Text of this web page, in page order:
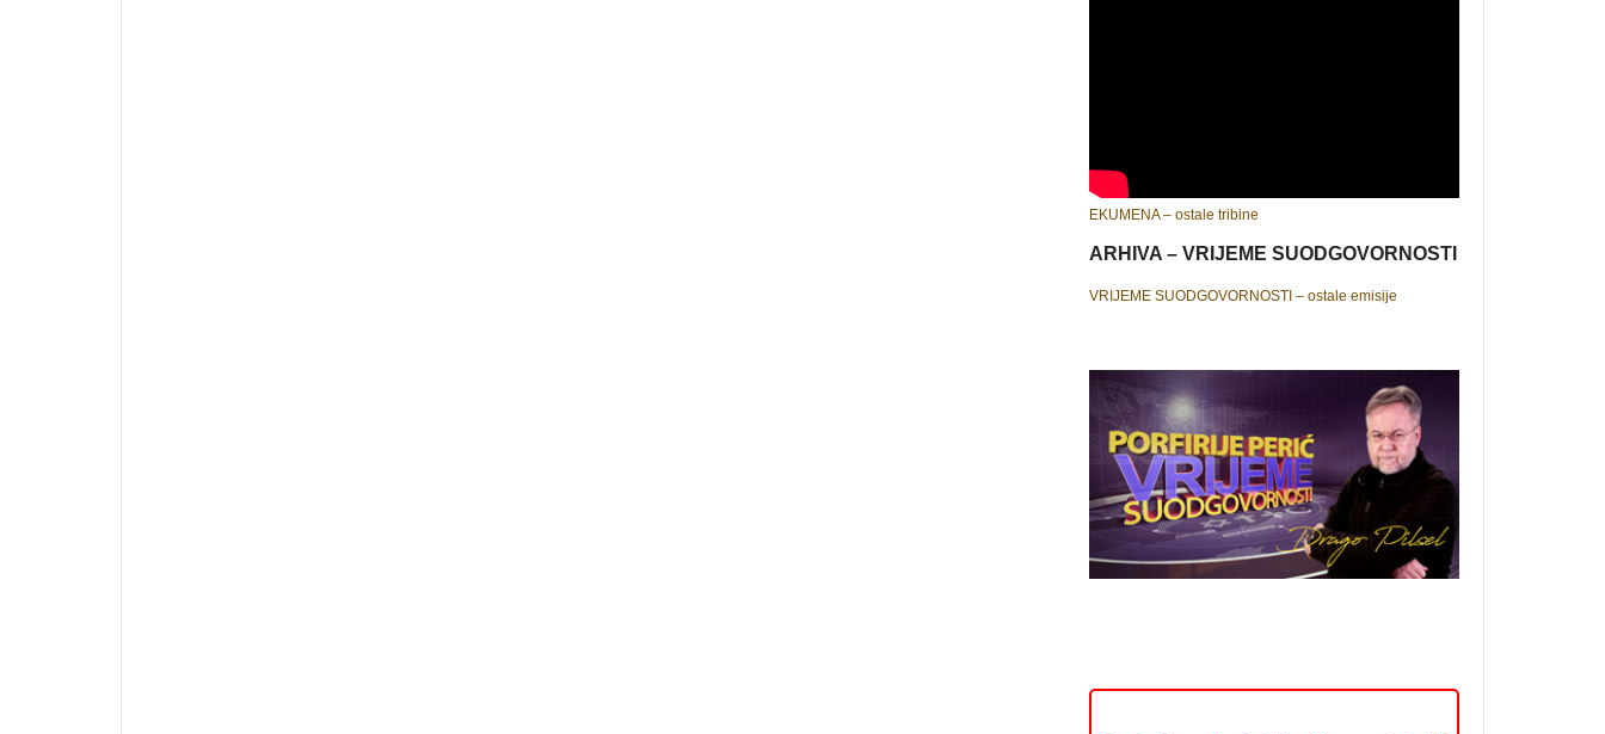
EKUMENA – ostale tribine
ARHIVA – VRIJEME SUODGOVORNOSTI
VRIJEME SUODGOVORNOSTI – ostale emisije